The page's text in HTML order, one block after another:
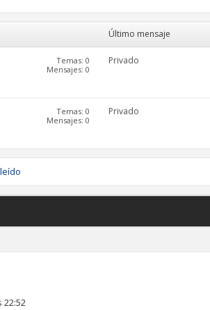
Último mensaje
Temas: 0
Mensajes: 0
Privado
Temas: 0
Mensajes: 0
Privado
22:52